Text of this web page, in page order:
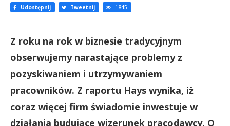
Udostępnij Tweetnij 1845
Z roku na rok w biznesie tradycyjnym
obserwujemy narastające problemy z
pozyskiwaniem i utrzymywaniem
pracowników. Z raportu Hays wynika, iż
coraz więcej firm świadomie inwestuje w
działania budujące wizerunek pracodawcy. O